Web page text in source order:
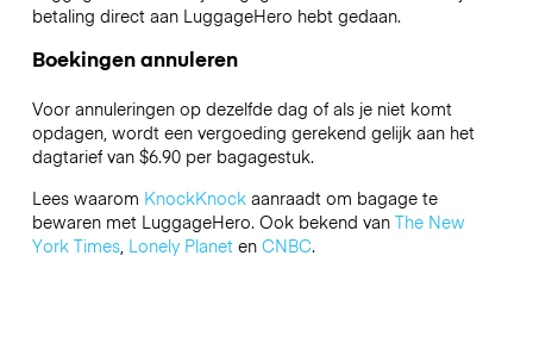
betaling direct aan LuggageHero hebt gedaan.
Boekingen annuleren
Voor annuleringen op dezelfde dag of als je niet komt
opdagen, wordt een vergoeding gerekend gelijk aan het
dagtarief van $6.90 per bagagestuk.
Lees waarom KnockKnockaanraadt om bagage te
bewaren met LuggageHero. Ook bekend van The New
York Times, Lonely Planeten CNBC.